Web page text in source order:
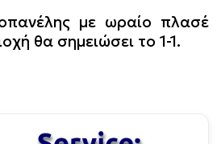
με ωραίο πλασέ
θα σημειώσει το 1-1.